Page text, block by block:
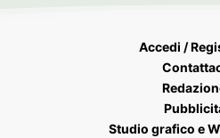
Accedi /
Studio grafico e